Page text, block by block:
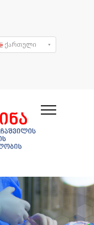
ქართული